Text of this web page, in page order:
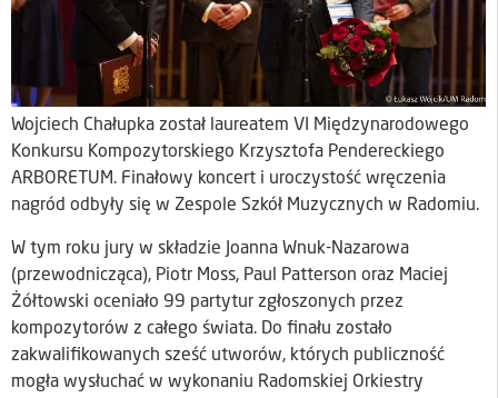
Wojciech Chałupka został laureatem VI Międzynarodowego
Konkursu Kompozytorskiego Krzysztofa Pendereckiego
ARBORETUM. Finałowy koncert i uroczystość wręczenia
nagród odbyły się w Zespole Szkół Muzycznych w Radomiu.
W tym roku jury w składzie Joanna Wnuk-Nazarowa
(przewodnicząca), Piotr Moss, Paul Patterson oraz Maciej
Żółtowski oceniało 99 partytur zgłoszonych przez
kompozytorów z całego świata. Do finału zostało
zakwalifikowanych sześć utworów, których publiczność
mogła wysłuchać w wykonaniu Radomskiej Orkiestry